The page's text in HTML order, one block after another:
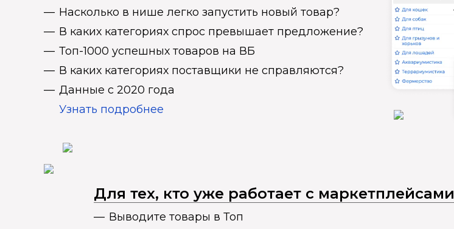
Насколько в нише легко запустить новый товар?
В каких категориях спрос превышает предложение?
Топ-1000 успешных товаров на ВБ
В каких категориях поставщики не справляются?
Данные с 2020 года
Узнать подробнее
Для тех, кто уже работает с маркетплейсами
Выводите товары в Топ